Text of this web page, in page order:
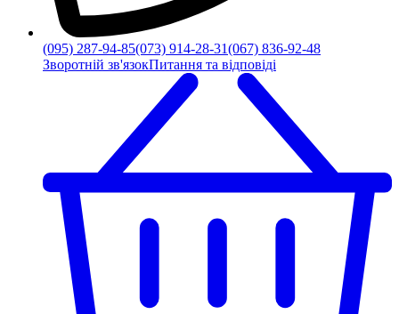
(095) 287-94-85(073) 914-28-31(067) 836-92-48
Зворотній зв'язокПитання та відповіді